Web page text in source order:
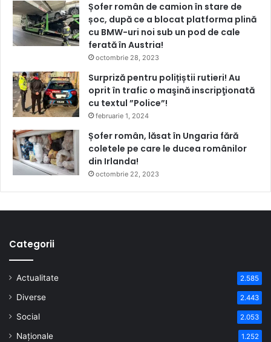
Șofer român de camion în stare de
șoc, după ce a blocat platforma plină
cu BMW-uri noi sub un pod de cale
ferată în Austria!
octombrie 28, 2023
Surpriză pentru polițiștii rutieri! Au
oprit în trafic o maşină inscripţionată
cu textul ”Police”!
februarie 1, 2024
Șofer român, lăsat în Ungaria fără
coletele pe care le ducea românilor
din Irlanda!
octombrie 22, 2023
Categorii
Actualitate 2.585
Diverse 2.443
Social 2.053
Naționale 1.252